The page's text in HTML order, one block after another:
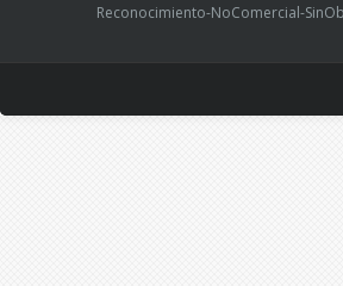
Reconocimiento-NoComercial-